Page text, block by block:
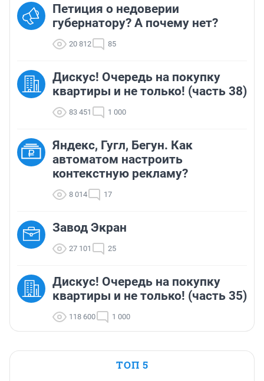
Петиция о недоверии
губернатору? А почему нет?
20 812 85
Дискус! Очередь на покупку
квартиры и не только! (часть 38)
83 451 1 000
Яндекс, Гугл, Бегун. Как
автоматом настроить
контекстную рекламу?
8 014 17
Завод Экран
27 101 25
Дискус! Очередь на покупку
квартиры и не только! (часть 35)
118 600 1 000
ТОП 5